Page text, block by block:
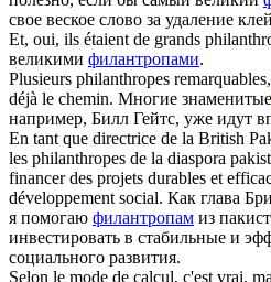
свое веское слово за удаление
Et, oui, ils étaient de grands
великими филантропами.
Plusieurs philanthropes
déjà le chemin. Многие знаменитые
например, Билл Гейтс, уже идут
En tant que directrice de la British
les philanthropes de la diaspora
financer des projets durables et
développement social. Как глава
я помогаю филантропам из
инвестировать в стабильные и
социального развития.
Selon le mode de calcul, c'est vrai,